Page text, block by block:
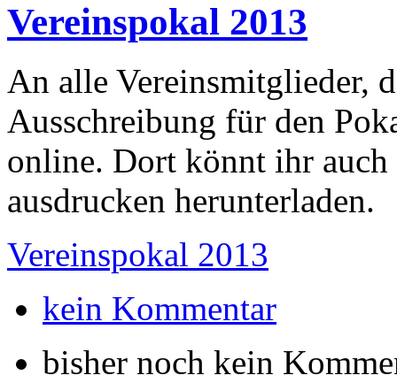
Vereinspokal 2013
An alle Vereinsmitglieder,
Ausschreibung für den
online. Dort könnt ihr
ausdrucken herunterladen.
Vereinspokal 2013
kein Kommentar
bisher noch kein